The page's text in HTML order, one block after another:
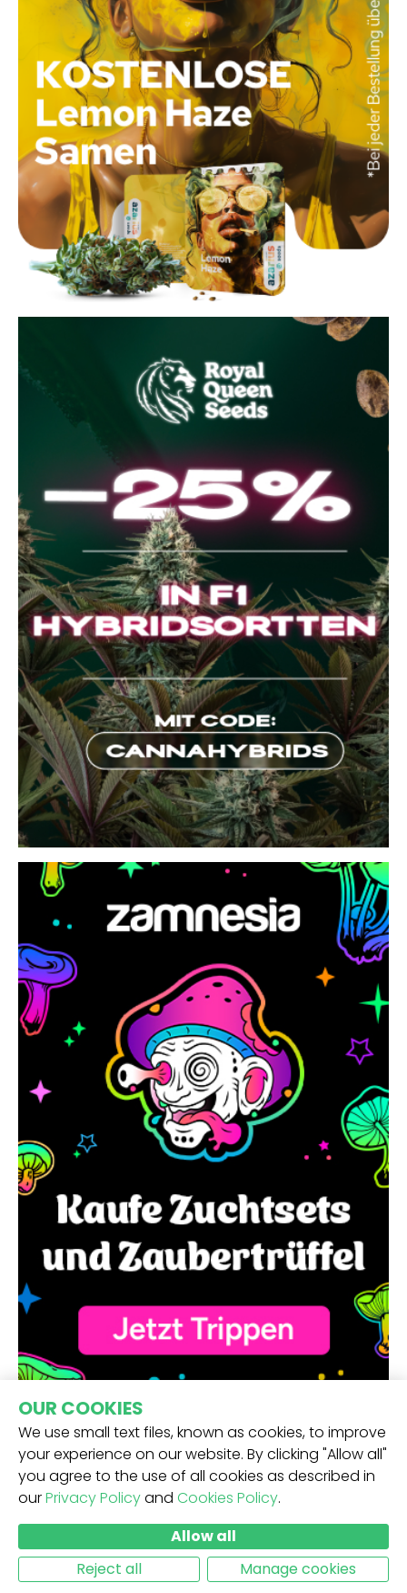
ERHALTE UNSEREN NEWSLETTER -
ABSCHICKEN
OUR COOKIES
We use small text files, known as cookies, to improve
your experience on our website. By clicking "Allow all"
you agree to the use of all cookies as described in
ourPrivacy Policyand Cookies Policy.
Allow all
Reject all
Manage cookies